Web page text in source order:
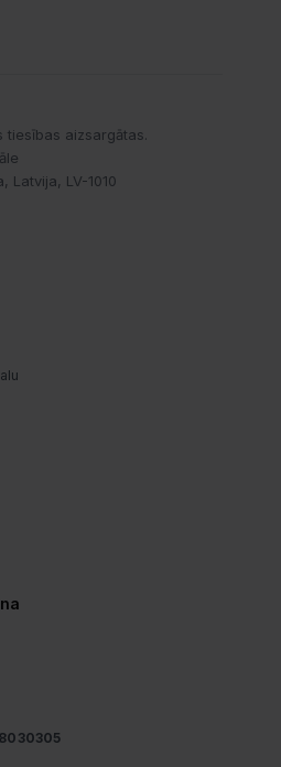
tiesības aizsargātas.
Latvija, LV-1010